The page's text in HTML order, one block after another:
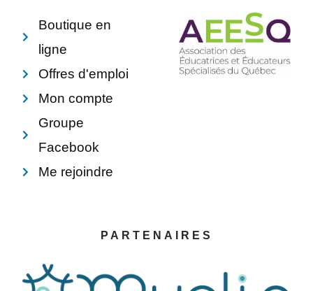
Boutique en
ligne
Offres d'emploi
Mon compte
Groupe
Facebook
Me rejoindre
PARTENAIRES